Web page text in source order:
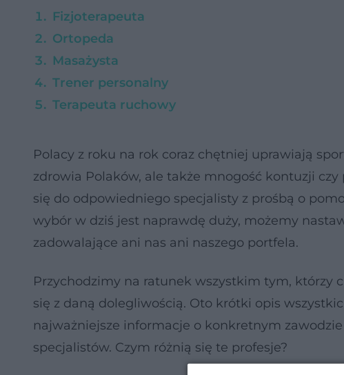
Fizjoterapeuta
Ortopeda
Masażysta
Trener personalny
Terapeuta ruchowy
Polacy z roku na rok coraz chętniej uprawiają
zdrowia Polaków, ale także mnogość kontuzji
się do odpowiedniego specjalisty z prośbą o
wybór w dziś jest naprawdę duży, możemy
zadowalające ani nas ani naszego portfela.
Przychodzimy na ratunek wszystkim tym, którzy
się z daną dolegliwością. Oto krótki opis
najważniejsze informacje o konkretnym
specjalistów. Czym różnią się te profesje?